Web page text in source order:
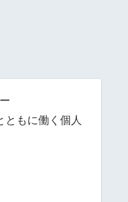
ともに働く個人